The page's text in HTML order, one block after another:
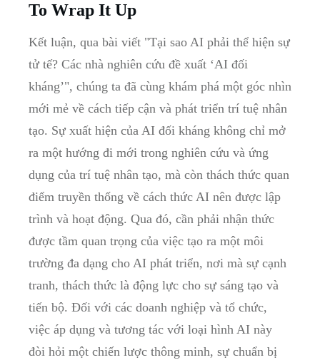
To Wrap It Up
Kết ⁣luận,​ qua bài viết "Tại sao AI phải thể hiện sự
tử tế? Các nhà nghiên cứu đề ⁣xuất ‘AI đối
kháng’",⁤ chúng ta đã cùng‌ khám ⁤phá một góc nhìn
mới mẻ về cách tiếp cận và ​phát triển trí tuệ nhân
tạo. Sự xuất⁣ hiện của AI⁣ đối kháng không chỉ​ mở
ra một‍ hướng đi mới ‌trong ‌nghiên cứu và ‍ứng
dụng của trí tuệ nhân tạo, mà còn thách thức quan
điểm truyền‍ thống về cách thức AI nên ⁣được lập
trình và hoạt động. Qua đó, cần phải nhận thức
được⁣ tầm quan trọng của việc⁢ tạo ra một môi
trường đa dạng cho AI phát triển, nơi ⁢mà sự cạnh
tranh, thách thức là động lực ⁣cho sự sáng tạo và
tiến bộ. Đối với các ⁤doanh nghiệp và tổ chức,
việc áp dụng và⁤ tương tác với loại hình AI này
đòi hỏi một chiến lược‌ thông minh, sự chuẩn bị